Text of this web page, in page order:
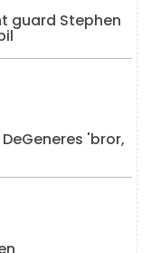
guard Stephen
'bror,